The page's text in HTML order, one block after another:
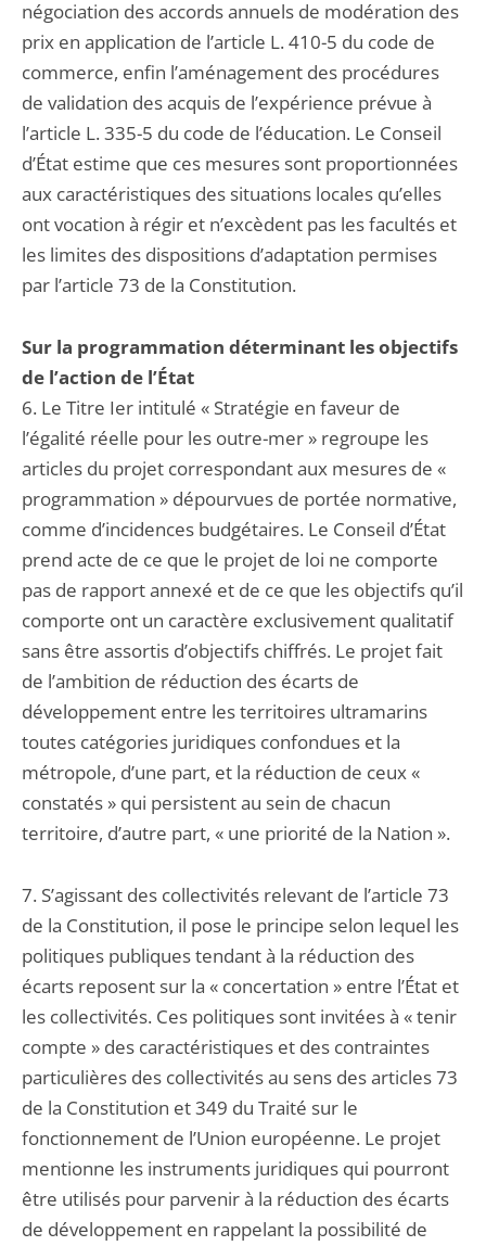
négociation des accords annuels de modération des
prix en application de l’article L. 410-5 du code de
commerce, enfin l’aménagement des procédures
de validation des acquis de l’expérience prévue à
l’article L. 335-5 du code de l’éducation. Le Conseil
d’État estime que ces mesures sont proportionnées
aux caractéristiques des situations locales qu’elles
ont vocation à régir et n’excèdent pas les facultés et
les limites des dispositions d’adaptation permises
par l’article 73 de la Constitution.
Sur la programmation déterminant les objectifs
de l’action de l’État
6. Le Titre Ier intitulé « Stratégie en faveur de
l’égalité réelle pour les outre-mer » regroupe les
articles du projet correspondant aux mesures de «
programmation » dépourvues de portée normative,
comme d’incidences budgétaires. Le Conseil d’État
prend acte de ce que le projet de loi ne comporte
pas de rapport annexé et de ce que les objectifs qu’il
comporte ont un caractère exclusivement qualitatif
sans être assortis d’objectifs chiffrés. Le projet fait
de l’ambition de réduction des écarts de
développement entre les territoires ultramarins
toutes catégories juridiques confondues et la
métropole, d’une part, et la réduction de ceux «
constatés » qui persistent au sein de chacun
territoire, d’autre part, « une priorité de la Nation ».
7. S’agissant des collectivités relevant de l’article 73
de la Constitution, il pose le principe selon lequel les
politiques publiques tendant à la réduction des
écarts reposent sur la « concertation » entre l’État et
les collectivités. Ces politiques sont invitées à « tenir
compte » des caractéristiques et des contraintes
particulières des collectivités au sens des articles 73
de la Constitution et 349 du Traité sur le
fonctionnement de l’Union européenne. Le projet
mentionne les instruments juridiques qui pourront
être utilisés pour parvenir à la réduction des écarts
de développement en rappelant la possibilité de